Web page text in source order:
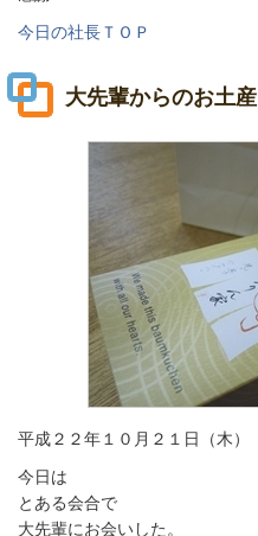
今日の社長ＴＯＰ
大先輩からのお土産
平成２２年１０月２１日（木）
今日は
とある会合で
大先輩にお会いした。